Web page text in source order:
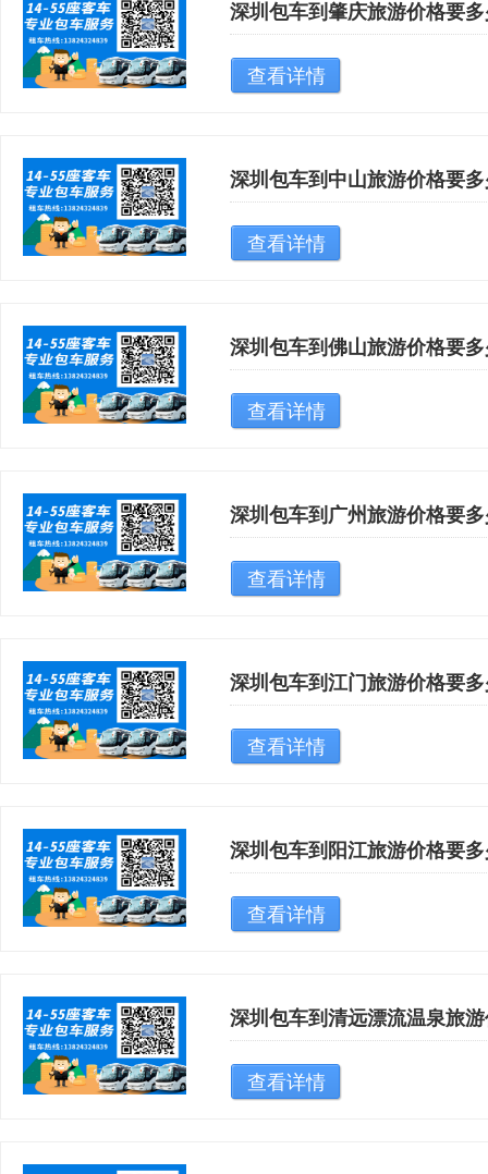
深圳包车到肇庆旅游价格要
查看详情
深圳包车到中山旅游价格要
查看详情
深圳包车到佛山旅游价格要
查看详情
深圳包车到广州旅游价格要
查看详情
深圳包车到江门旅游价格要
查看详情
深圳包车到阳江旅游价格要
查看详情
深圳包车到清远漂流温泉旅
查看详情